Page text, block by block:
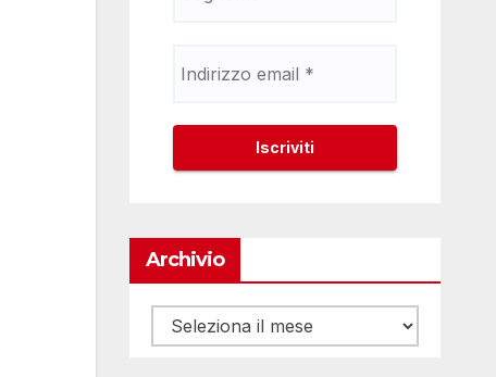
Archivio
Archivio